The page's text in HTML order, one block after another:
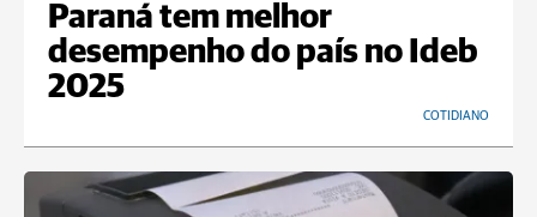
Paraná tem melhor
desempenho do país no Ideb
2025
COTIDIANO